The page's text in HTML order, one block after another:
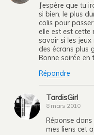
J’espère que tu
si bien, le plus
colis pour
elle est est cette
savoir si les jeux
des écrans plus
Bonne soirée en
Répondre
TardisGirl
8 mars 2010
Réponse
mes liens cet